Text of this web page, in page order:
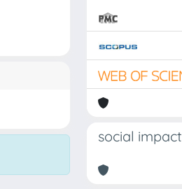
social impact